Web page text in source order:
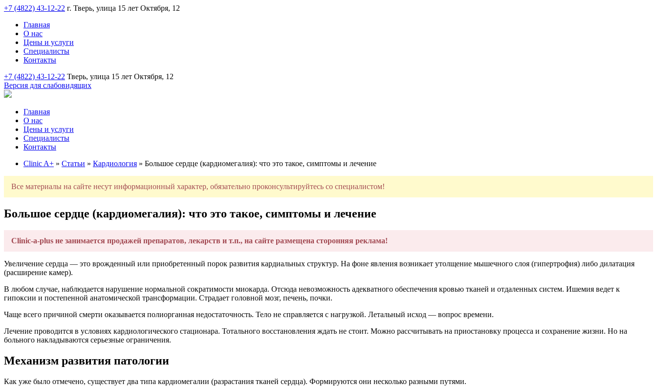
+7 (4822) 43-12-22 г. Тверь, улица 15 лет Октября, 12
Главная
О нас
Цены и услуги
Специалисты
Контакты
+7 (4822) 43-12-22 Тверь, улица 15 лет Октября, 12
Версия для слабовидящих
Главная
О нас
Цены и услуги
Специалисты
Контакты
Clinic A+ » Статьи » Кардиология » Большое сердце (кардиомегалия): что это такое, симптомы и лечение
Все материалы на сайте несут информационный характер, обязательно проконсультируйтесь со специалистом!
Большое сердце (кардиомегалия): что это такое, симптомы и лечение
Clinic-a-plus не занимается продажей препаратов, лекарств и т.п., на сайте размещена сторонняя реклама!
Увеличение сердца — это врожденный или приобретенный порок развития кардиальных структур. На фоне явления возникает утолщение мышечного слоя (гипертрофия) либо дилатация
(расширение камер).
В любом случае, наблюдается нарушение нормальной сократимости миокарда. Отсюда невозможность адекватного обеспечения кровью тканей и отдаленных систем. Ишемия ведет к
гипоксии и постепенной анатомической трансформации. Страдает головной мозг, печень, почки.
Чаще всего причиной смерти оказывается полиорганная недостаточность. Тело не справляется с нагрузкой. Летальный исход — вопрос времени.
Лечение проводится в условиях кардиологического стационара. Тотального восстановления ждать не стоит. Можно рассчитывать на приостановку процесса и сохранение жизни. Но на
больного накладываются серьезные ограничения.
Механизм развития патологии
Как уже было отмечено, существует два типа кардиомегалии (разрастания тканей сердца). Формируются они несколько разными путями.